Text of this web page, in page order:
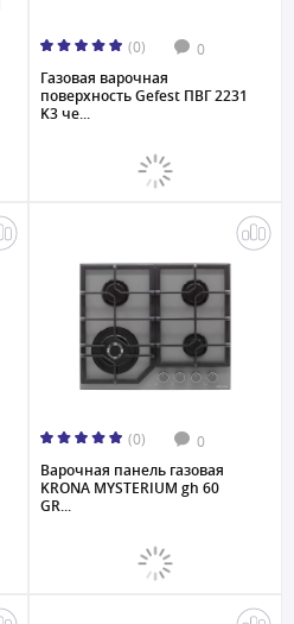
(0) 0
Газовая варочная
поверхность Gefest ПВГ 2231
K3 че...
(0) 0
Варочная панель газовая
KRONA MYSTERIUM gh 60
GR...